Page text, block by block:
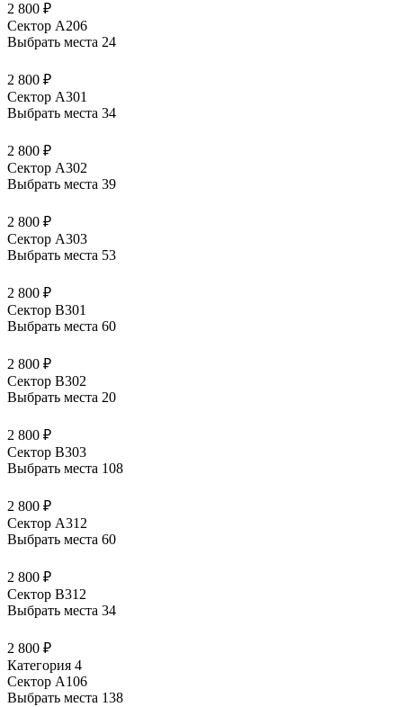
2 800 ₽
Сектор А206
Выбрать места 24
2 800 ₽
Сектор А301
Выбрать места 34
2 800 ₽
Сектор А302
Выбрать места 39
2 800 ₽
Сектор А303
Выбрать места 53
2 800 ₽
Сектор В301
Выбрать места 60
2 800 ₽
Сектор В302
Выбрать места 20
2 800 ₽
Сектор В303
Выбрать места 108
2 800 ₽
Сектор А312
Выбрать места 60
2 800 ₽
Сектор В312
Выбрать места 34
2 800 ₽
Категория 4
Сектор А106
Выбрать места 138